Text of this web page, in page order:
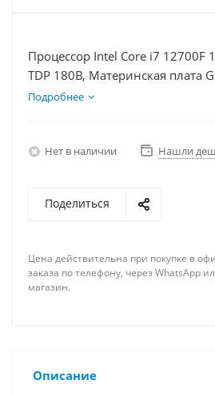
Процессор Intel Core i7 12700F
TDP 180В, Материнская плата
Видеокарта RTX 3060Ti 8Гб,
Подробнее
Нет в наличии Нашли
Поделиться
Цена действительна при покупке в
заказа по телефону, через WhatsApp
магазин.
Описание